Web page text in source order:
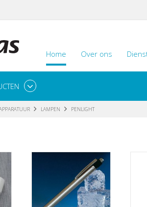
Home Over ons
LAMPEN PENLIGHT